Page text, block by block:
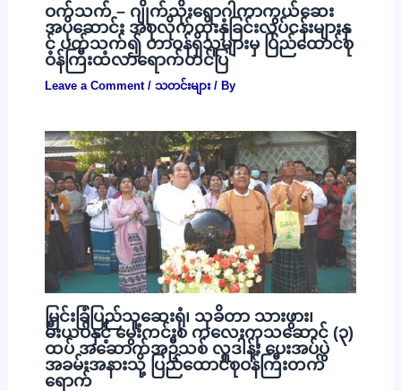
ဝက်သက် – ဂျိုက်သိုးရောဂါကာကွယ်ဆေး
အပိုဆောင်း အစုလိုက်ထိုးနှံခြင်းလုပ်ငန်းများနှ
င့် ပတ်သက်၍ တာဝန်ရှိသူများမှ ပြည်ထောင်စု
ဝန်ကြီးထံလာရောက်တင်ပြ
Leave a Comment / သတင်းများ/ By
မြင်းခြံပြည်သူ့ဆေးရုံ၊ သုခိတာ သားဖွား၊
မီးယပ်နှင့် မွေးကင်းစ ကလေးကုသဆောင် (၃)
ထပ် အဆောက်အဦသစ် လှူဒါန်း ပေးအပ်ပွဲ
အခမ်းအနားသို့ ပြည်ထောင်စုဝန်ကြီးတက်
ရောက်